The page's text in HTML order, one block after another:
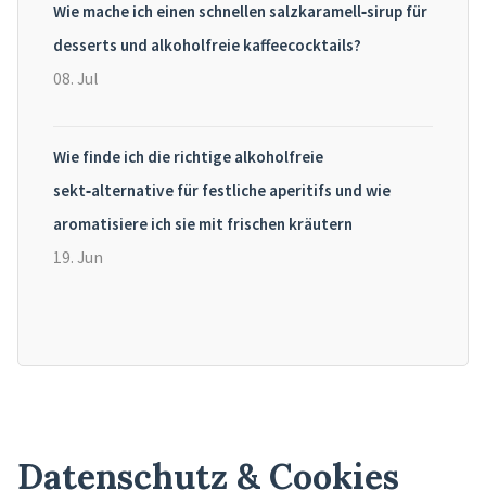
Wie mache ich einen schnellen salzkaramell‑sirup für
desserts und alkoholfreie kaffeecocktails?
08. Jul
Wie finde ich die richtige alkoholfreie
sekt‑alternative für festliche aperitifs und wie
aromatisiere ich sie mit frischen kräutern
19. Jun
Datenschutz & Cookies